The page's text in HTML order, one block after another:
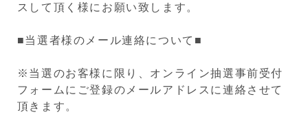
スして頂く様にお願い致します。
■当選者様のメール連絡について■
※当選のお客様に限り、オンライン抽選事前受付
フォームにご登録のメールアドレスに連絡させて
頂きます。